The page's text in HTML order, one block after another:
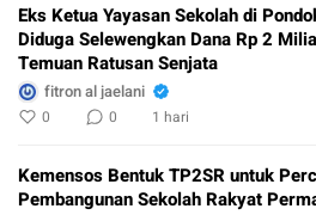
Eks Ketua Yayasan Sekolah di
Diduga Selewengkan Dana Rp 2
Temuan Ratusan Senjata
fitron al jaelani
0 0 1 hari
Kemensos Bentuk TP2SR untuk
Pembangunan Sekolah Rakyat